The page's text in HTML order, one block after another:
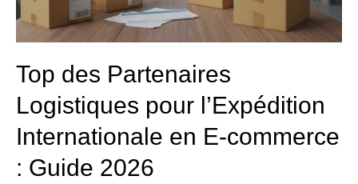
Top des Partenaires
Logistiques pour l’Expédition
Internationale en E-commerce
: Guide 2026
commerce
2026